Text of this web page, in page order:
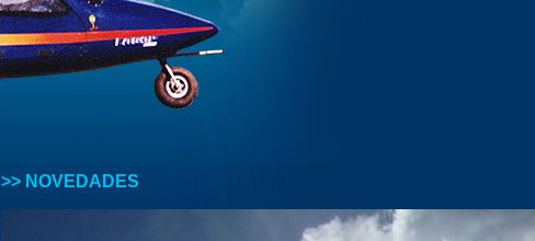
>> NOVEDADES